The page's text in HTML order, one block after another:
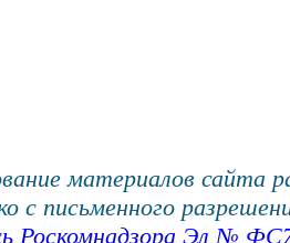
материалов сайта
с письменного
Роскомнадзора Эл №